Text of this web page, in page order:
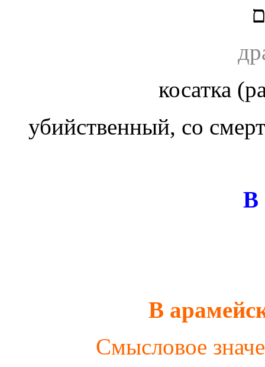
косатка
убийственный, со
В
В
Смысловое